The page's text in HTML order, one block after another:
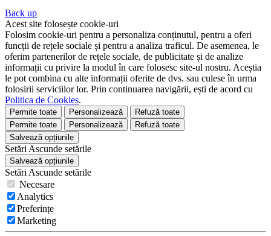
Back up
Acest site folosește cookie-uri
Folosim cookie-uri pentru a personaliza conținutul, pentru a oferi
funcții de rețele sociale și pentru a analiza traficul. De asemenea, le
oferim partenerilor de rețele sociale, de publicitate și de analize
informații cu privire la modul în care folosesc site-ul nostru. Aceștia
le pot combina cu alte informații oferite de dvs. sau culese în urma
folosirii serviciilor lor. Prin continuarea navigării, ești de acord cu
Politica de Cookies.
Permite toate Personalizează
Refuză toate
Permite toate
Personalizează
Refuză toate
Salvează opțiunile
Setări Ascunde setările
Salvează opțiunile
Setări Ascunde setările
Necesare
Analytics
Preferințe
Marketing